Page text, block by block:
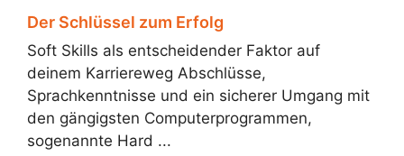
Der Schlüssel zum Erfolg
Soft Skills als entscheidender Faktor auf
deinem Karriereweg Abschlüsse,
Sprachkenntnisse und ein sicherer Umgang mit
den gängigsten Computerprogrammen,
sogenannte Hard ...